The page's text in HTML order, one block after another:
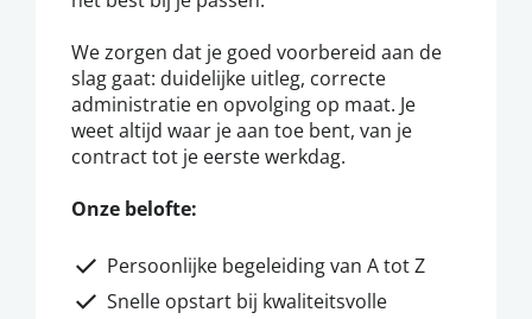
We zorgen dat je goed voorbereid aan de
slag gaat: duidelijke uitleg, correcte
administratie en opvolging op maat. Je
weet altijd waar je aan toe bent, van je
contract tot je eerste werkdag.
Onze belofte:
Persoonlijke begeleiding van A tot Z
Snelle opstart bij kwaliteitsvolle